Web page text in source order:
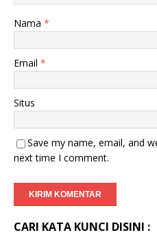
Nama *
Email *
Situs
Save my name, email, and
next time I comment.
CARI KATA KUNCI DISINI :